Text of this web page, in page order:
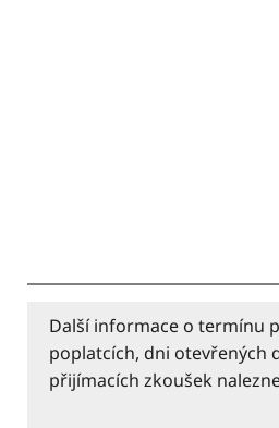
Další informace o termínu
poplatcích, dni otevřených
přijímacích zkoušek